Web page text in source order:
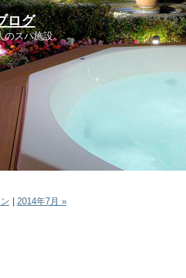
ログ
のスパ施設。
2014年7月 »